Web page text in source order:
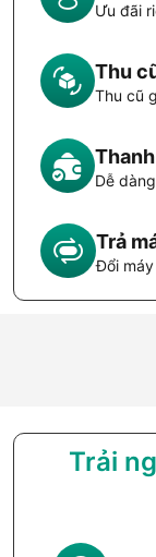
Ưu đãi
Thu
Thu cũ
Dễ dàng
Trả
Đổi máy
Trải